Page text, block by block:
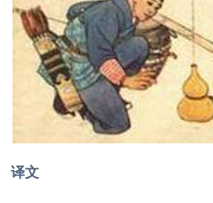
译文